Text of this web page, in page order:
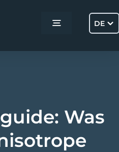
Toggle
DE
Was